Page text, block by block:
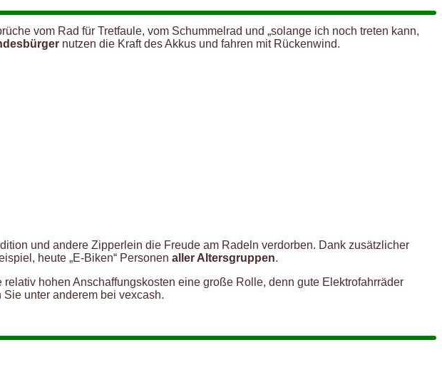
vom Rad für Tretfaule, vom Schummelrad und „solange ich noch treten kann,
nutzen die Kraft des Akkus und fahren mit Rückenwind.
und andere Zipperlein die Freude am Radeln verdorben. Dank zusätzlicher
heute „E-Biken“ Personen aller Altersgruppen.
hohen Anschaffungskosten eine große Rolle, denn gute Elektrofahrräder
Sie unter anderem bei vexcash.